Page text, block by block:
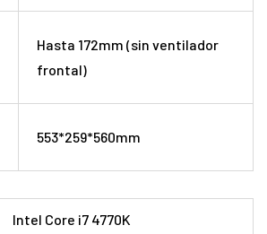
Hasta 172mm (sin ventilador
frontal)
553*259*560mm
Intel Core i7 4770K